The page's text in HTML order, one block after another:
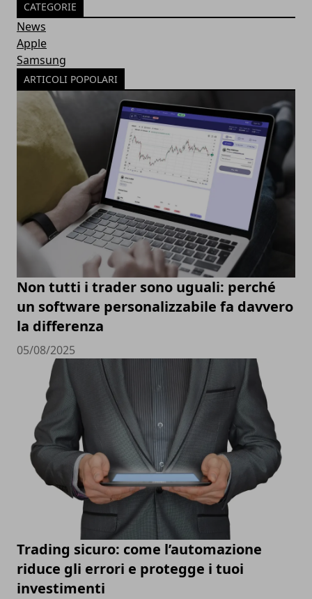
CATEGORIE
News
Apple
Samsung
ARTICOLI POPOLARI
Non tutti i trader sono uguali: perché
un software personalizzabile fa davvero
la differenza
05/08/2025
Trading sicuro: come l’automazione
riduce gli errori e protegge i tuoi
investimenti